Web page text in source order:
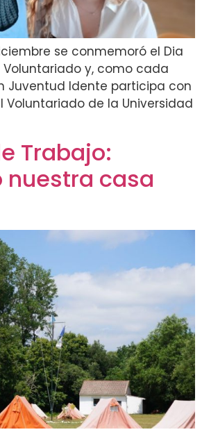
se conmemoró el Dia
y, como cada
Juventud Idente participa con
Voluntariado de la Universidad
Trabajo:
casa